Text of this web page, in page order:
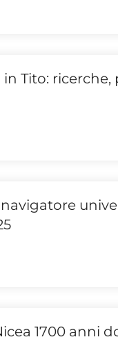
in Tito:
1700 anni